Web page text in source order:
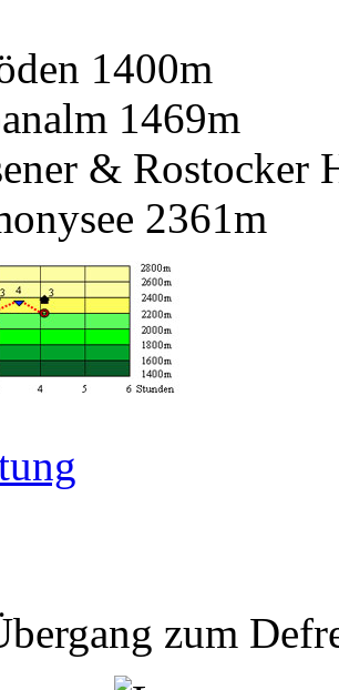
1400m
1469m
& Rostocker
2361m
zum